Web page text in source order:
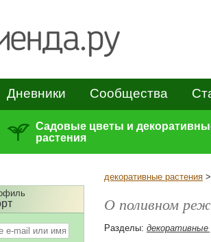
Дневники Сообщества
Садовые цветы и
растения
декоративные растения >
О поливном
Разделы: декоративные